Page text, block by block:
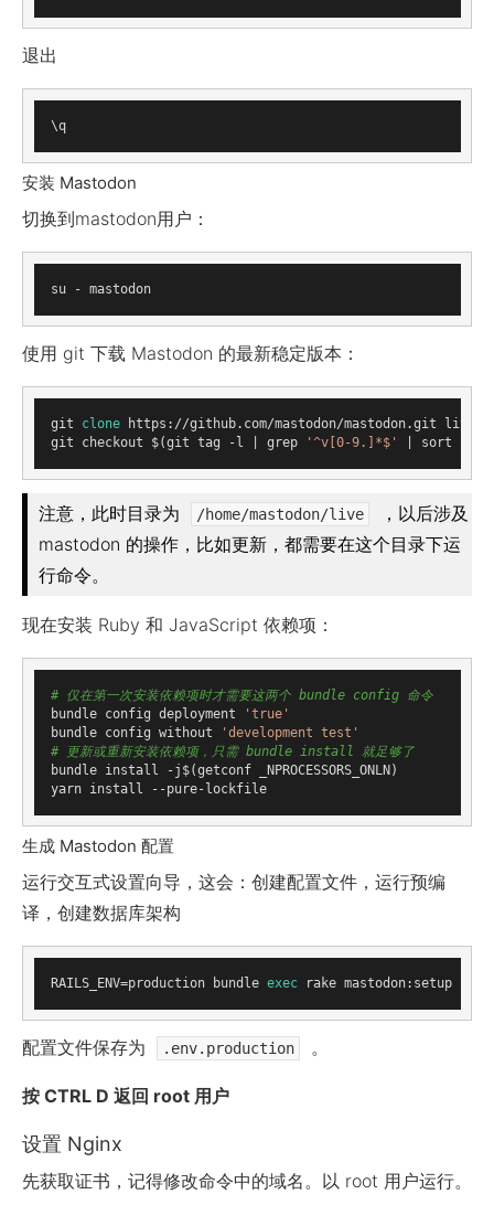
退出
\q
安装 Mastodon
切换到mastodon用户：
su - mastodon
使用 git 下载 Mastodon 的最新稳定版本：
git clone https://github.com/mastodon/mastodon.git live
git checkout $(git tag -l | grep
'^v[0-9.]*$'
注意，此时目录为 /home/mastodon/live
，以后涉及
mastodon 的操作，比如更新，都需要在这个目录下运
行命令。
现在安装 Ruby 和 JavaScript 依赖项：
# 仅在第一次安装依赖项时才需要这两个 bundle config 命令
bundle config deployment
'true'
bundle config without
'development test'
# 更新或重新安装依赖项，只需 bundle install 就足够了
bundle install -j$(getconf _NPROCESSORS_ONLN)
yarn install --pure-lockfile
生成 Mastodon 配置
运行交互式设置向导，这会：创建配置文件，运行预编
译，创建数据库架构
RAILS_ENV=production bundle exec rake mastodon:setup
配置文件保存为 .env.production 。
按 CTRL D 返回 root 用户
设置 Nginx
先获取证书，记得修改命令中的域名。以 root 用户运行。